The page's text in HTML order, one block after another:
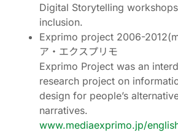
Digital Storytelling
inclusion.
Exprimo project 2006-
ア・エクスプリモ
Exprimo Project was an
research project on
design for people’s
narratives.
www.mediaexprimo.jp/